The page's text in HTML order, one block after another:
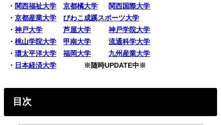
・ 関西福祉大学 京都橘大学
関西国際大学
・京都産業大学
びわこ成蹊スポーツ大学
・神戸大学 芦屋大学
神戸学院大学
・桃山学院大学 甲南大学
流通科学大学
・環太平洋大学 福岡大学
九州産業大学
・ 日本経済大学 ※随時UPDATE中※
目次